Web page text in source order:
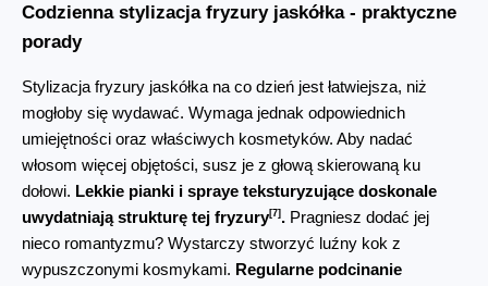
Codzienna stylizacja fryzury jaskółka - praktyczne
porady
Stylizacja fryzury jaskółka na co dzień jest łatwiejsza, niż
mogłoby się wydawać. Wymaga jednak odpowiednich
umiejętności oraz właściwych kosmetyków. Aby nadać
włosom więcej objętości, susz je z głową skierowaną ku
dołowi. Lekkie pianki i spraye teksturyzujące doskonale
uwydatniają strukturę tej fryzury[7] . Pragniesz dodać jej
nieco romantyzmu? Wystarczy stworzyć luźny kok z
wypuszczonymi kosmykami. Regularne podcinanie